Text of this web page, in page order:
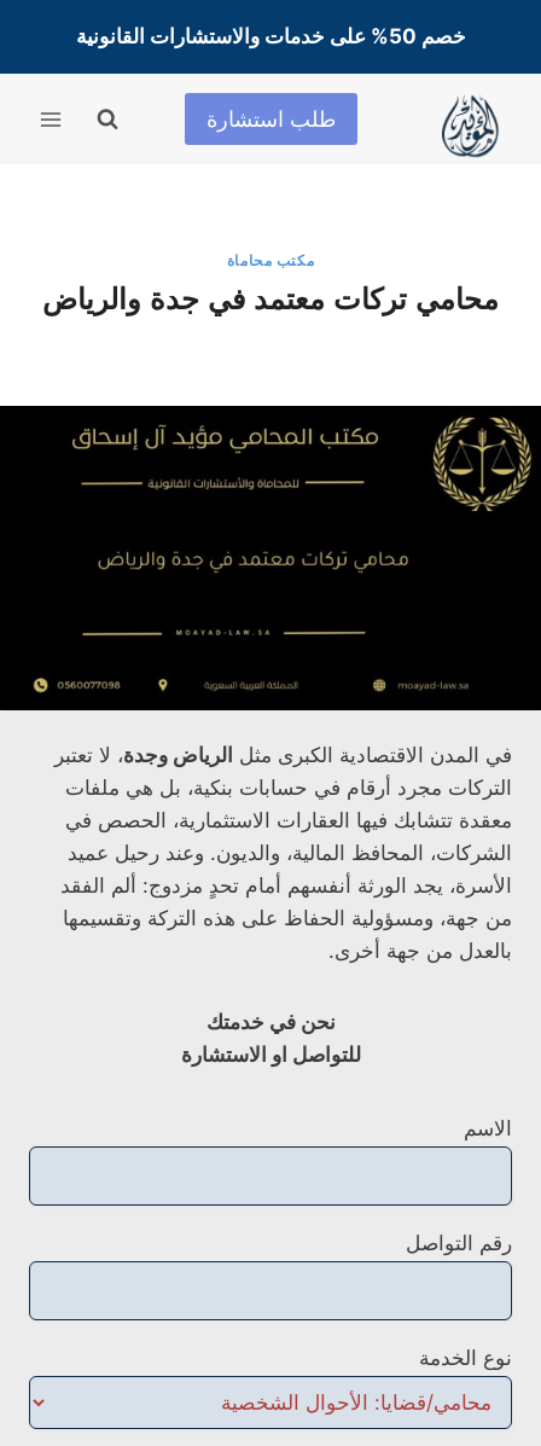
المحتوى
خصم 50% على خدمات والاستشارات القانونية
طلب استشارة
مكتب محاماة
محامي تركات معتمد في جدة والرياض
في المدن الاقتصادية الكبرى مثل الرياض وجدة، لا تعتبر
التركات مجرد أرقام في حسابات بنكية، بل هي ملفات
معقدة تتشابك فيها العقارات الاستثمارية، الحصص في
الشركات، المحافظ المالية، والديون. وعند رحيل عميد
الأسرة، يجد الورثة أنفسهم أمام تحدٍ مزدوج: ألم الفقد
من جهة، ومسؤولية الحفاظ على هذه التركة وتقسيمها
بالعدل من جهة أخرى.
نحن في خدمتك
للتواصل او الاستشارة
الاسم
رقم التواصل
نوع الخدمة